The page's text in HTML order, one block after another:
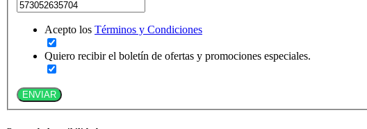
Acepto los Términos y Condiciones
Quiero recibir el boletín de ofertas y promociones especiales.
ENVIAR